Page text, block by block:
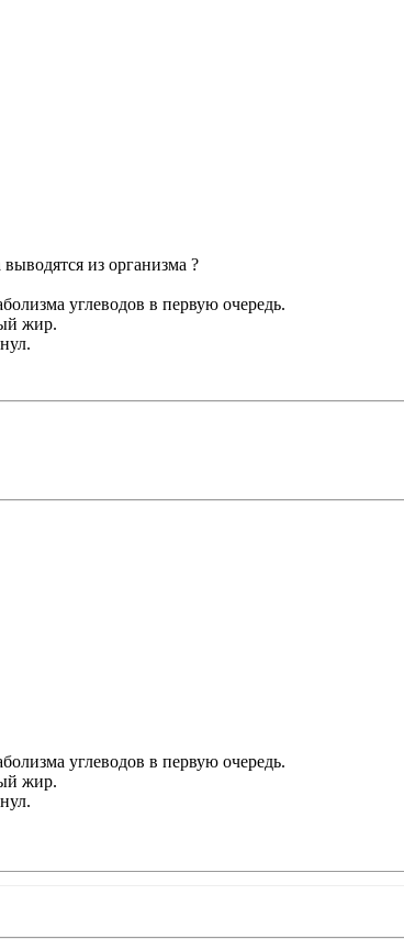
из организма ?
углеводов в первую очередь.
жир.
углеводов в первую очередь.
жир.